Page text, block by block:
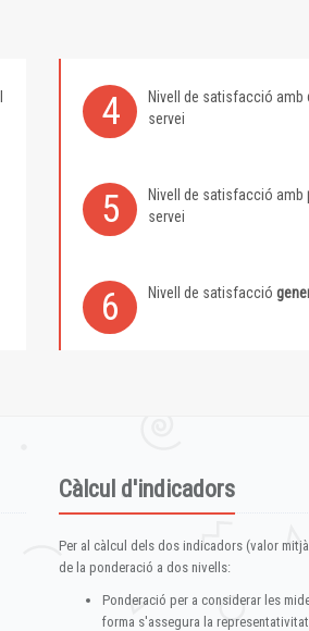
4 Nivell de satisfacció amb
servei
5 Nivell de satisfacció amb
servei
6 Nivell de satisfacció
Càlcul d'indicadors
Per al càlcul dels dos indicadors (valor
de la ponderació a dos nivells:
Ponderació per a considerar les
forma s'assegura la